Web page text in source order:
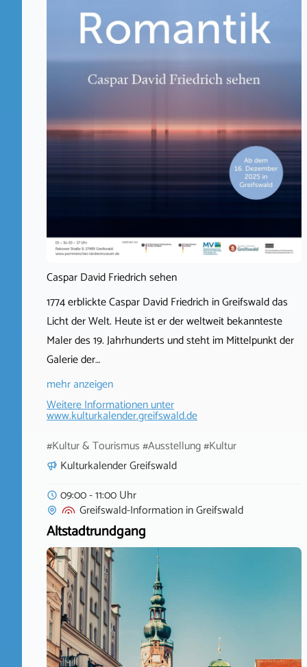
Caspar David Friedrich sehen
1774 erblickte Caspar David Friedrich in Greifswald das
Licht der Welt. Heute ist er der weltweit bekannteste
Maler des 19. Jahrhunderts und steht im Mittelpunkt der
Galerie der…
mehr anzeigen
Weitere Informationen unter
www.kulturkalender.greifswald.de
#Kultur & Tourismus #Ausstellung #Kultur
Kulturkalender Greifswald
09:00 - 11:00 Uhr
Greifswald-InformationinGreifswald
Altstadtrundgang